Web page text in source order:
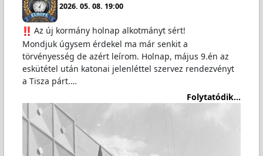
2026. 05. 08. 19:00
️ Az új kormány holnap alkotmányt sért!
Mondjuk úgysem érdekel ma már senkit a
törvényesség de azért leírom. Holnap, május 9.én az
eskütétel után katonai jelenléttel szervez rendezvényt
a Tisza párt.…
Folytatódik...